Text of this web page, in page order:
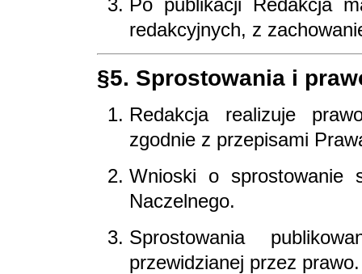
redakcyjnych, z
§5. Sprostowania i
Redakcja realizuje
zgodnie z przepisami
Wnioski o sprostowanie
Naczelnego.
Sprostowania
przewidzianej przez prawo.